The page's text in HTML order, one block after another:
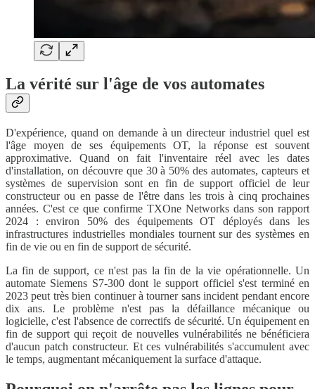
La vérité sur l'âge de vos automates
D'expérience, quand on demande à un directeur industriel quel est
l'âge moyen de ses équipements OT, la réponse est souvent
approximative. Quand on fait l'inventaire réel avec les dates
d'installation, on découvre que 30 à 50% des automates, capteurs et
systèmes de supervision sont en fin de support officiel de leur
constructeur ou en passe de l'être dans les trois à cinq prochaines
années. C'est ce que confirme TXOne Networks dans son rapport
2024 : environ 50% des équipements OT déployés dans les
infrastructures industrielles mondiales tournent sur des systèmes en
fin de vie ou en fin de support de sécurité.
La fin de support, ce n'est pas la fin de la vie opérationnelle. Un
automate Siemens S7-300 dont le support officiel s'est terminé en
2023 peut très bien continuer à tourner sans incident pendant encore
dix ans. Le problème n'est pas la défaillance mécanique ou
logicielle, c'est l'absence de correctifs de sécurité. Un équipement en
fin de support qui reçoit de nouvelles vulnérabilités ne bénéficiera
d'aucun patch constructeur. Et ces vulnérabilités s'accumulent avec
le temps, augmentant mécaniquement la surface d'attaque.